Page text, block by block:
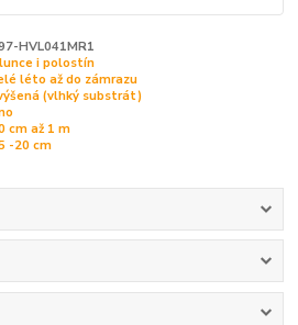
HVL041MR1
i polostín
léto až do zámrazu
(vlhký substrát)
cm až 1 m
-20 cm